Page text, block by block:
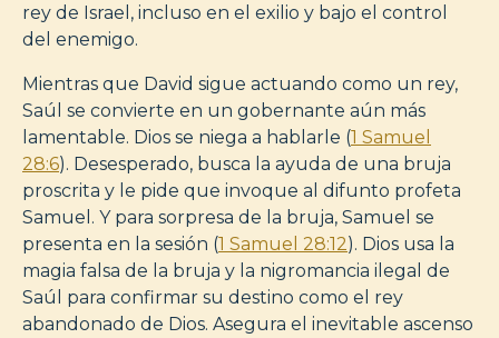
rey de Israel, incluso en el exilio y bajo el control
del enemigo.
Mientras que David sigue actuando como un rey,
Saúl se convierte en un gobernante aún más
lamentable. Dios se niega a hablarle (1 Samuel
28:6). Desesperado, busca la ayuda de una bruja
proscrita y le pide que invoque al difunto profeta
Samuel. Y para sorpresa de la bruja, Samuel se
presenta en la sesión (1 Samuel 28:12). Dios usa la
magia falsa de la bruja y la nigromancia ilegal de
Saúl para confirmar su destino como el rey
abandonado de Dios. Asegura el inevitable ascenso